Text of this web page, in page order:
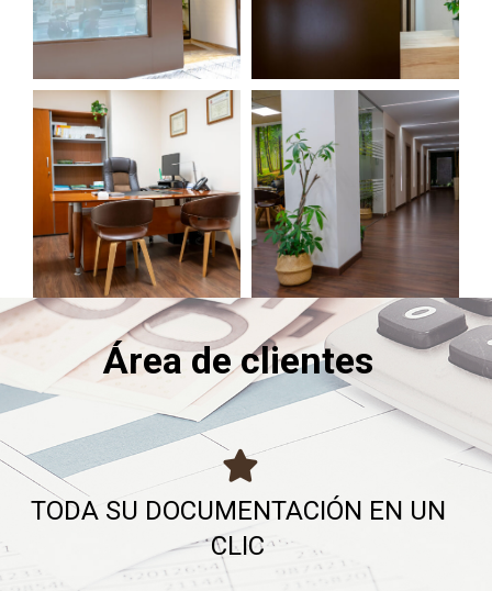
Área de clientes
TODA SU DOCUMENTACIÓN EN UN
CLIC